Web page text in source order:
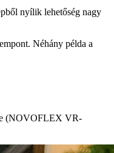
nyílik lehetőség nagy
Néhány példa a
(NOVOFLEX VR-